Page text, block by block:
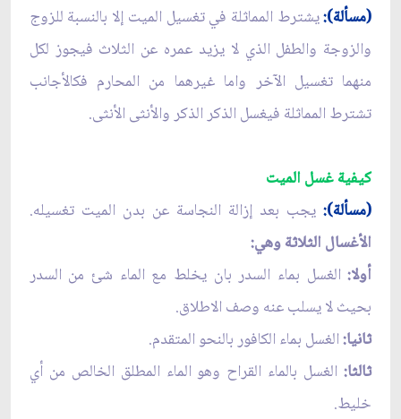
(مسألة):يشترط المماثلة في تغسيل الميت إلا بالنسبة للزوج
والزوجة والطفل الذي لا يزيد عمره عن الثلاث فيجوز لكل
منهما تغسيل الآخر واما غيرهما من المحارم فكالأجانب
تشترط المماثلة فيغسل الذكر الذكر والأنثى الأنثى.
كيفية غسل الميت
(مسألة):يجب بعد إزالة النجاسة عن بدن الميت تغسيله.
الأغسال الثلاثة وهي:
أولا:الغسل بماء السدر بان يخلط مع الماء شئ من السدر
بحيث لا يسلب عنه وصف الاطلاق.
ثانيا:الغسل بماء الكافور بالنحو المتقدم.
ثالثا:الغسل بالماء القراح وهو الماء المطلق الخالص من أي
خليط.